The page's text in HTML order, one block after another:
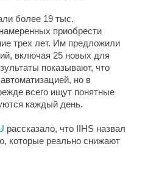
более 19 тыс.
приобрести
трех лет. Им предложили
включая 25 новых для
показывают, что
но в
всего ищут понятные
каждый день.
рассказало, что IIHS назвал
которые реально снижают